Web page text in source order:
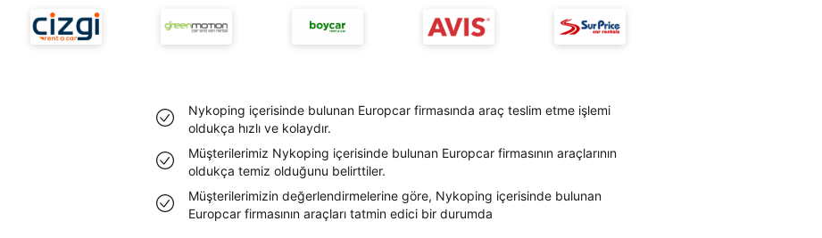
Nykoping içerisinde bulunan Europcar firmasında araç teslim etme işlemi
oldukça hızlı ve kolaydır.
Müşterilerimiz Nykoping içerisinde bulunan Europcar firmasının araçlarının
oldukça temiz olduğunu belirttiler.
Müşterilerimizin değerlendirmelerine göre, Nykoping içerisinde bulunan
Europcar firmasının araçları tatmin edici bir durumda